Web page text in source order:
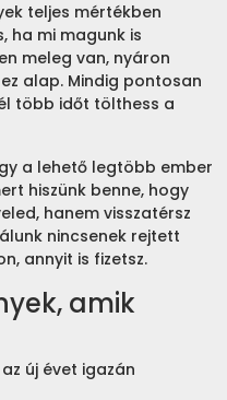
teljes mértékben
ha mi magunk is
meleg van, nyáron
alap. Mindig pontosan
több időt tölthess a
a lehető legtöbb ember
hiszünk benne, hogy
hanem visszatérsz
nincsenek rejtett
annyit is fizetsz.
amik
új évet igazán